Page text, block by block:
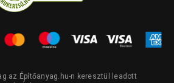
az Építőanyag.hu-n keresztül leadott